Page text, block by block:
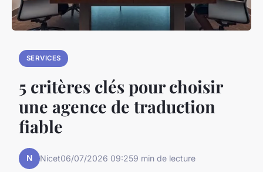
SERVICES
5 critères clés pour choisir
une agence de traduction
fiable
N Nicet06/07/2026 09:259 min de lecture